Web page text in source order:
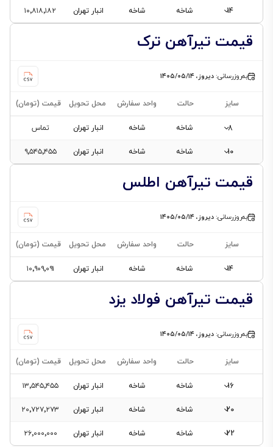
14 شاخه شاخه انبار تهران ۱۰٬۸۱۸٬۱۸۲
قیمت تیرآهن ترک
به‌روزرسانی:دیروز، ۱۴۰۵/۰۵/۱۴
سایز حالت واحد سفارش محل تحویل قیمت (تومان)
8 شاخه شاخه انبار تهران تماس
10 شاخه شاخه انبار تهران ۹٬۵۴۵٬۴۵۵
قیمت تیرآهن اطلس
به‌روزرسانی:دیروز، ۱۴۰۵/۰۵/۱۴
سایز حالت واحد سفارش محل تحویل قیمت (تومان)
14 شاخه شاخه انبار تهران ۱۰٬۹۰۹٬۰۹۱
قیمت تیرآهن فولاد یزد
به‌روزرسانی:دیروز، ۱۴۰۵/۰۵/۱۴
سایز حالت واحد سفارش محل تحویل قیمت (تومان)
16 شاخه شاخه انبار تهران ۱۳٬۵۴۵٬۴۵۵
20 شاخه شاخه انبار تهران ۲۰٬۷۲۷٬۲۷۳
22 شاخه شاخه انبار تهران ۲۶٬۰۰۰٬۰۰۰